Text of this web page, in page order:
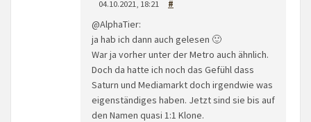
04.10.2021, 18:21 #
@AlphaTier:
ja hab ich dann auch gelesen 🙂
War ja vorher unter der Metro auch ähnlich.
Doch da hatte ich noch das Gefühl dass
Saturn und Mediamarkt doch irgendwie was
eigenständiges haben. Jetzt sind sie bis auf
den Namen quasi 1:1 Klone.